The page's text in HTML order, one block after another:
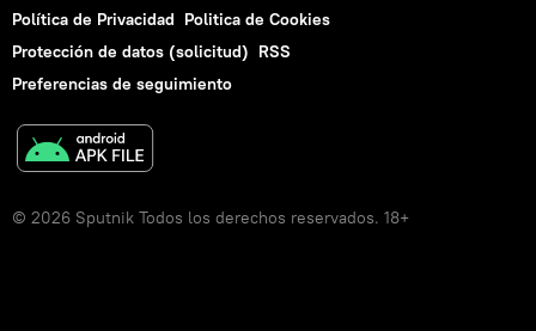
Política de Privacidad Politica de Cookies
Protección de datos (solicitud) RSS
Preferencias de seguimiento
© 2026 Sputnik Todos los derechos reservados. 18+